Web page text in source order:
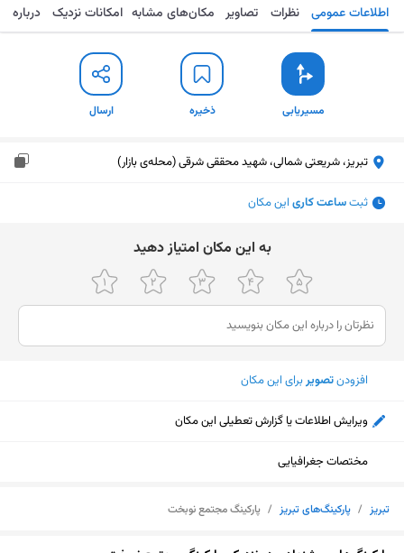
مسیریابی ذخیره ارسال اطلاعات عمومی نظرات تصاویر مکان‌های مشابه امکانات نزدیک درباره
مسیریابی ذخیره ارسال
تبریز، شریعتی شمالی، شهید محققی شرقی (محله‌ی بازار)
ثبتساعت کاری این مکان
ﺑﻪ اﯾﻦ ﻣﮑﺎن اﻣﺘﯿﺎز دﻫﯿﺪ
افزودنتصویربرای این مکان
ویرایش اطلاعات یا گزارش تعطیلی این مکان
مختصات جغرافیایی
تبریز / پارکینگ‌های تبریز / پارکینگ مجتمع نوبخت